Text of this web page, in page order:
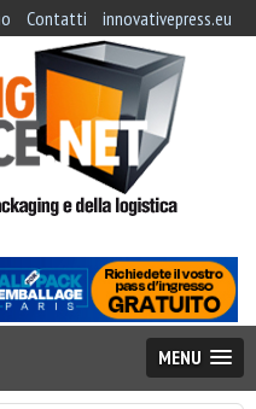
Contatti innovativepress.eu
MENU